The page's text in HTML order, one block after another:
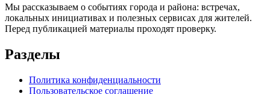
Мы рассказываем о событиях города и района: встречах,
локальных инициативах и полезных сервисах для жителей.
Перед публикацией материалы проходят проверку.
Разделы
Политика конфиденциальности
Пользовательское соглашение